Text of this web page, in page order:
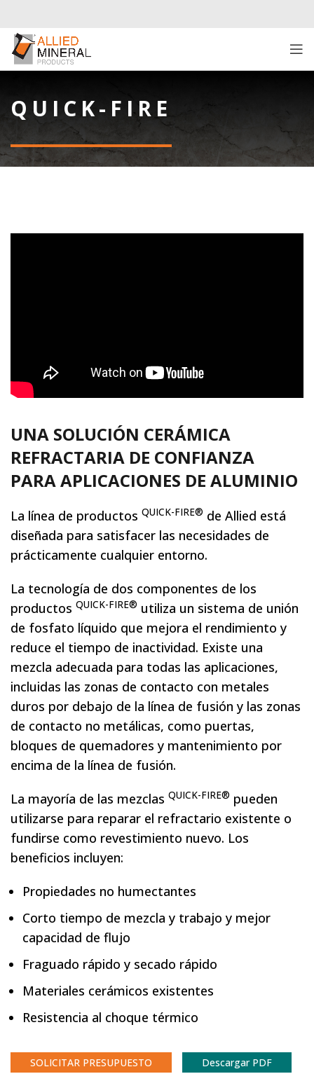
QUICK-FIRE
UNA SOLUCIÓN CERÁMICA
REFRACTARIA DE CONFIANZA
PARA APLICACIONES DE ALUMINIO
La línea de productos QUICK-FIRE® de Allied está
diseñada para satisfacer las necesidades de
prácticamente cualquier entorno.
La tecnología de dos componentes de los
productos QUICK-FIRE® utiliza un sistema de unión
de fosfato líquido que mejora el rendimiento y
reduce el tiempo de inactividad. Existe una
mezcla adecuada para todas las aplicaciones,
incluidas las zonas de contacto con metales
duros por debajo de la línea de fusión y las zonas
de contacto no metálicas, como puertas,
bloques de quemadores y mantenimiento por
encima de la línea de fusión.
La mayoría de las mezclas QUICK-FIRE® pueden
utilizarse para reparar el refractario existente o
fundirse como revestimiento nuevo. Los
beneficios incluyen:
Propiedades no humectantes
Corto tiempo de mezcla y trabajo y mejor
capacidad de flujo
Fraguado rápido y secado rápido
Materiales cerámicos existentes
Resistencia al choque térmico
SOLICITAR PRESUPUESTO Descargar PDF